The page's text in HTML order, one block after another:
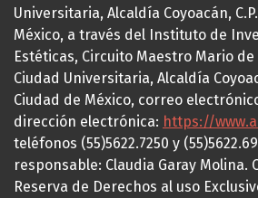
Universitaria, Alcaldía Coyoacán,
México, a través del Instituto de
Estéticas, Circuito Maestro Mario de
Ciudad Universitaria, Alcaldía
Ciudad de México, correo
dirección electrónica: https://
teléfonos (55)5622.7250 y
responsable: Claudia Garay Molina.
Reserva de Derechos al uso